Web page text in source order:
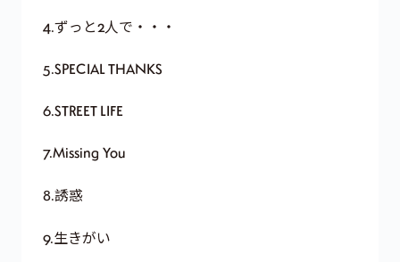
4.ずっと2人で・・・
5.SPECIAL THANKS
6.STREET LIFE
7.Missing You
8.誘惑
9.生きがい